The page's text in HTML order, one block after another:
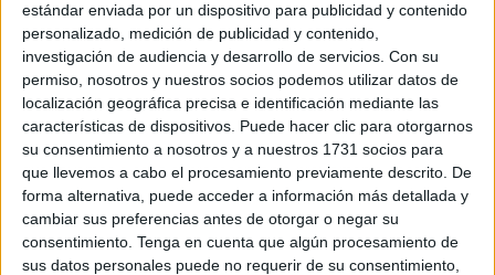
estándar enviada por un dispositivo para publicidad y contenido
personalizado, medición de publicidad y contenido,
investigación de audiencia y desarrollo de servicios. Con su
permiso, nosotros y nuestros socios podemos utilizar datos de
localización geográfica precisa e identificación mediante las
características de dispositivos. Puede hacer clic para otorgarnos
su consentimiento a nosotros y a nuestros 1731 socios para
que llevemos a cabo el procesamiento previamente descrito. De
forma alternativa, puede acceder a información más detallada y
cambiar sus preferencias antes de otorgar o negar su
consentimiento. Tenga en cuenta que algún procesamiento de
sus datos personales puede no requerir de su consentimiento,
agradecer, porque nunca se sabe cómo agradecer el amor
de tu familia.
Y entonces, sigues…qué remedio, aunque solo sea para
no defraudar tanta verdad hecha cariño.
Pero, inevitablemente, llegan esos días de mierda en el
que el dolor te rebaja a menos que nada, las pérdidas
irremediables y las ausencias dolorosas te hacen
naufragar en las inmensidades de una nada compacta que